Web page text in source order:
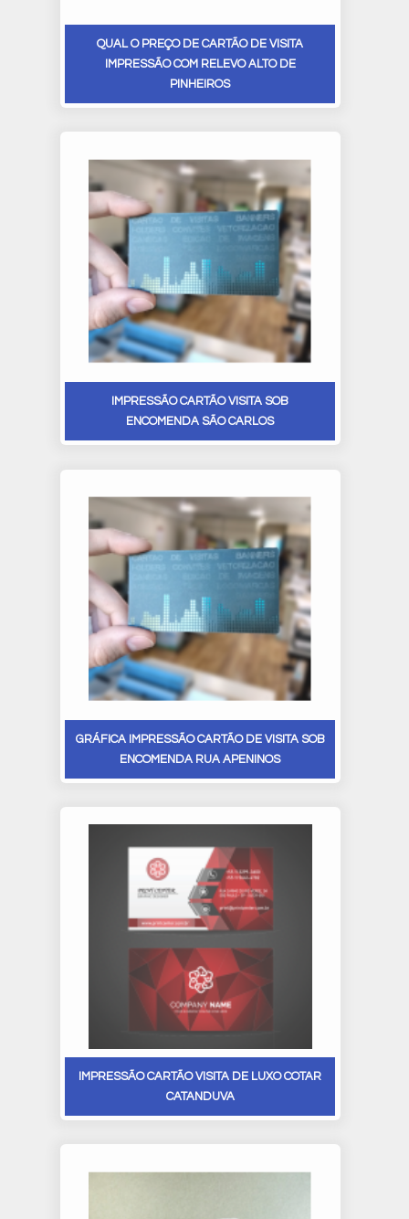
QUAL O PREÇO DE CARTÃO DE VISITA
IMPRESSÃO COM RELEVO ALTO DE
PINHEIROS
IMPRESSÃO CARTÃO VISITA SOB
ENCOMENDA SÃO CARLOS
GRÁFICA IMPRESSÃO CARTÃO DE VISITA SOB
ENCOMENDA RUA APENINOS
IMPRESSÃO CARTÃO VISITA DE LUXO COTAR
CATANDUVA